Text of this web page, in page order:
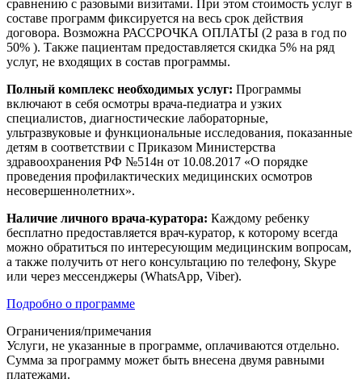
сравнению с разовыми визитами. При этом стоимость услуг в
составе программ фиксируется на весь срок действия
договора. Возможна РАССРОЧКА ОПЛАТЫ (2 раза в год по
50% ). Также пациентам предоставляется скидка 5% на ряд
услуг, не входящих в состав программы.
Полный комплекс необходимых услуг: Программы
включают в себя осмотры врача-педиатра и узких
специалистов, диагностические лабораторные,
ультразвуковые и функциональные исследования, показанные
детям в соответствии с Приказом Министерства
здравоохранения РФ №514н от 10.08.2017 «О порядке
проведения профилактических медицинских осмотров
несовершеннолетних».
Наличие личного врача-куратора: Каждому ребенку
бесплатно предоставляется врач-куратор, к которому всегда
можно обратиться по интересующим медицинским вопросам,
а также получить от него консультацию по телефону, Skype
или через мессенджеры (WhatsApp, Viber).
Подробно о программе
Ограничения/примечания
Услуги, не указанные в программе, оплачиваются отдельно.
Сумма за программу может быть внесена двумя равными
платежами.